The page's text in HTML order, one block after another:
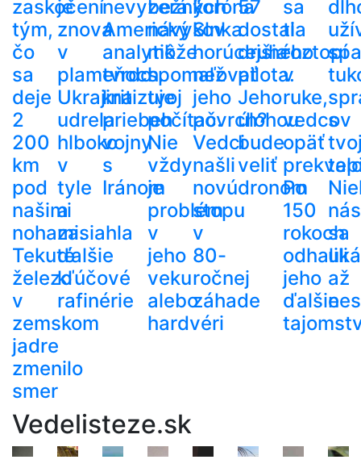
zaskočení
tým,
čo
sa
deje
2
200
km
pod
našimi
nohami.
Tekuté
železo
v
zemskom
jadre
zmenilo
smer
je
znova
v
plameňoch.
Ukrajina
udrela
hlboko
v
tyle
a
zasiahla
ďalšie
kľúčové
rafinérie
nevyzerá.“
Americký
analytik
tvrdo
kritizuje
priebeh
vojny
s
Iránom
bežných
návykov
môže
spomaľovať
tvoj
počítač.
Nie
vždy
je
problém
v
jeho
veku
alebo
hardvéri
koróna
Slnka
horúcejšia
než
jeho
povrch?
Vedci
našli
novú
stopu
v
80-
ročnej
záhade
57
dostala
druhého
pilota.
Jeho
úlohou
bude
veliť
dronom
sa
ti
roztopí
v
ruke,
vedcov
opäť
Po
150
rokoch
odhalili
jeho
ďalšie
s
sa
až
Vedelisteze.sk